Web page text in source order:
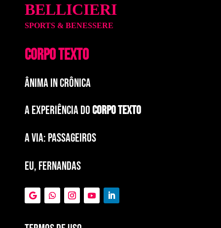
BELLICIERI
SPORTS & BENESSERE
CORPO TEXTO
ÂNIMA IN CRÔNICA
A EXPERIÊNCIA DOCORPO TEXTO
a via: paSSAGEIROS
EU, FERNANDAS